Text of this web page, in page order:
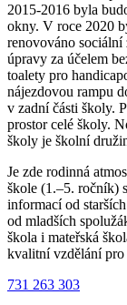
2015-2016 byla
okny. V roce 2020
renovováno
úpravy za účelem
toalety pro
nájezdovou rampu
v zadní části školy.
prostor celé školy.
školy je školní
Je zde rodinná
škole (1.–5. ročník)
informací od
od mladších
škola i mateřská
kvalitní vzdělání pro
731 263 303